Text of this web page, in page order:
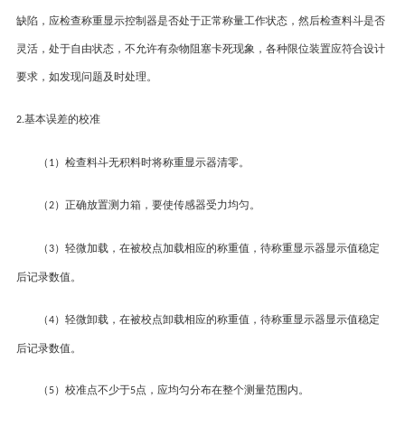
缺陷，应检查称重显示控制器是否处于正常称量工作状态，然后检查料斗是否
灵活，处于自由状态，不允许有杂物阻塞卡死现象，各种限位装置应符合设计
要求，如发现问题及时处理。
2.基本误差的校准
（ 1） 检查料斗无积料时将称重显示器清零。
（2） 正确放置测力箱，要使传感器受力均匀。
（3） 轻微加载，在被校点加载相应的称重值，待称重显示器显示值稳定
后记录数值。
（4） 轻微卸载，在被校点卸载相应的称重值，待称重显示器显示值稳定
后记录数值。
（5） 校准点不少于5点，应均匀分布在整个测量范围内。